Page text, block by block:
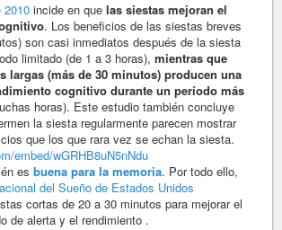
2010 incide en que las siestas mejoran el
. Los beneficios de las siestas breves
son casi inmediatos después de la siesta
limitado (de 1 a 3 horas), mientras que
largas (más de 30 minutos) producen una
cognitivo durante un período más
horas). Este estudio también concluye
la siesta regularmente parecen mostrar
que los que rara vez se echan la siesta.
embed/wGRHB8uN5nNdu
es buena para la memoria. Por todo ello,
del Sueño de Estados Unidos
cortas de 20 a 30 minutos para mejorar el
de alerta y el rendimiento .